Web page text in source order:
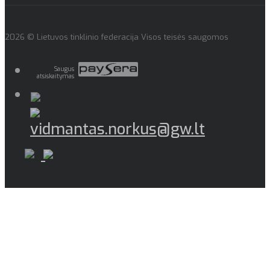
2026 © Lietuvos tinklinio federacija Visos teisės saugomos
Saugus
atsiskaitymas